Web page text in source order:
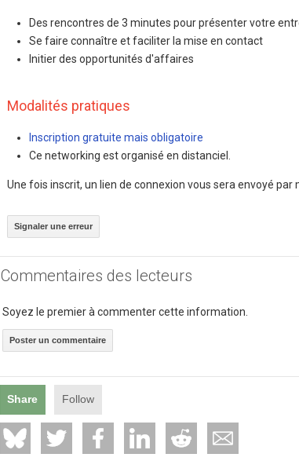
Des rencontres de 3 minutes pour présenter votre
Se faire connaître et faciliter la mise en contact
Initier des opportunités d'affaires
Modalités pratiques
Inscription gratuite mais obligatoire
Ce networking est organisé en distanciel.
Une fois inscrit, un lien de connexion vous sera envoyé par
Signaler une erreur
Commentaires des lecteurs
Soyez le premier à commenter cette information.
Poster un commentaire
Share Follow